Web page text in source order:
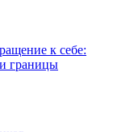
к себе:
границы